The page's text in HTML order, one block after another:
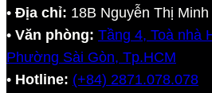
• Địa chỉ: 18B Nguyễn Thị
• Văn phòng: Tầng 4, Toà nhà
Phường Sài Gòn, Tp.HCM
• Hotline: (+84) 2871.078.078